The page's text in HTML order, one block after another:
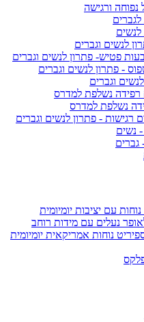
נפוחה ורגישה
לנשים
לנשים וגברים
פטיש- פתרון לנשים וגברים
- פתרון לנשים וגברים
וגברים
רפידה נשלפת למדרס
נשלפת למדרס
רגישות - פתרון לנשים וגברים
- נשים
גברים